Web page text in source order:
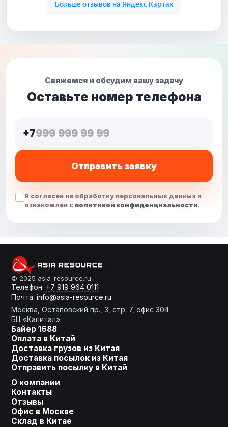
Свяжемся и обсудим вашу задачу
Оставьте номер телефона
+7
Отправить заявку
Я согласен на обработку персональных данных и
ознакомлен с политикой конфиденциальности.
Готовы получить расчет?
От слов к делу
Ваше имя
Оставьте заявку, мы сделаем
для Вас индивидуальное
предложение!
© 2025 asia-resource.ru
Телефон: +7 919 964 0111
Почта: info@asia-resource.ru
Москва, Остаповский пр., 3, стр. 7, офис 304
БЦ «Капитал»
Байер 1688
Оплата в Китай
Доставка грузов из Китая
Доставка посылок из Китая
Отправить посылку в Китай
О компании
Контакты
Отзывы
Офис в Москве
Склад в Китае